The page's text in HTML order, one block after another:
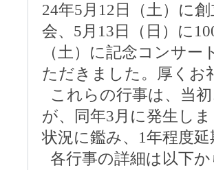
24年5月12日（土）に
会、5月13日（日）に
（土）に記念コンサ
ただきました。厚くお
これらの行事は、当
が、同年3月に発生し
状況に鑑み、1年程度
各行事の詳細は以下